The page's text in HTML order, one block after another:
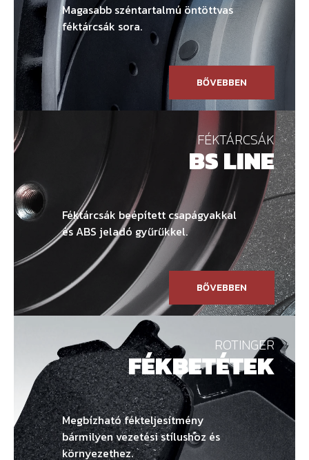
Magasabb széntartalmú öntöttvas
féktárcsák sora.
BŐVEBBEN
FÉKTÁRCSÁK
BS LINE
Féktárcsák beépített csapágyakkal
és ABS jeladó gyűrűkkel.
BŐVEBBEN
ROTINGER
FÉKBETÉTEK
Megbízható fékteljesítmény
bármilyen vezetési stílushoz és
környezethez.